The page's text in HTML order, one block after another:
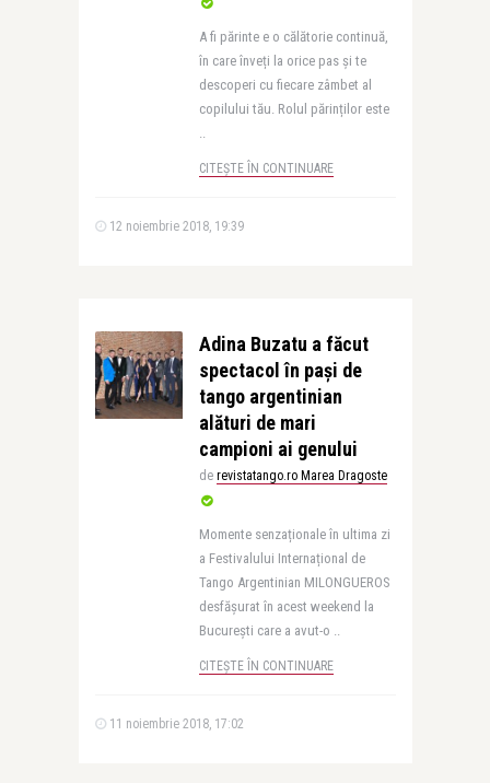
A fi părinte e o călătorie continuă,
în care înveți la orice pas și te
descoperi cu fiecare zâmbet al
copilului tău. Rolul părinților este
..
CITEȘTE ÎN CONTINUARE
12 noiembrie 2018, 19:39
Adina Buzatu a făcut
spectacol în pași de
tango argentinian
alături de mari
campioni ai genului
de revistatango.ro Marea Dragoste
Momente senzaționale în ultima zi
a Festivalului Internațional de
Tango Argentinian MILONGUEROS
desfășurat în acest weekend la
București care a avut-o ..
CITEȘTE ÎN CONTINUARE
11 noiembrie 2018, 17:02